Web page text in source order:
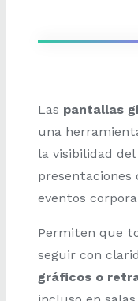
Las pantallas
una
la visibilidad
presentaciones
eventos
Permiten que
seguir con
gráficos o